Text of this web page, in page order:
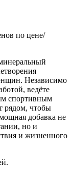
Независимо
ведёте
спортивным
рядом, чтобы
добавка не
но и
и жизненного